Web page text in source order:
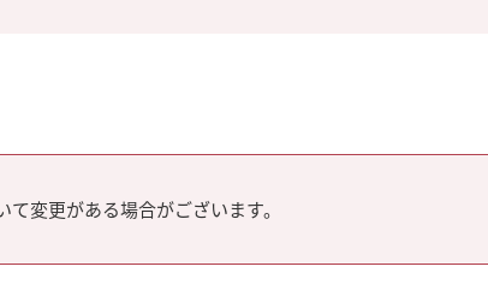
変更がある場合がございます。